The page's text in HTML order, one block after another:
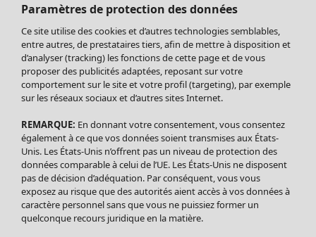
Soldes Vêtements
Tous les vêtements
Robes
Tuniques
Blouses
Tops
Gilets
Pantalon
Jupes
Paramètres de protection des données
Ce site utilise des cookies et d’autres technologies semblables,
entre autres, de prestataires tiers, afin de mettre à disposition et
d’analyser (tracking) les fonctions de cette page et de vous
proposer des publicités adaptées, reposant sur votre
comportement sur le site et votre profil (targeting), par exemple
sur les réseaux sociaux et d’autres sites Internet.
REMARQUE: En donnant votre consentement, vous consentez
également à ce que vos données soient transmises aux États-
Unis. Les États-Unis n’offrent pas un niveau de protection des
données comparable à celui de l’UE. Les États-Unis ne disposent
pas de décision d’adéquation. Par conséquent, vous vous
exposez au risque que des autorités aient accès à vos données à
caractère personnel sans que vous ne puissiez former un
quelconque recours juridique en la matière.